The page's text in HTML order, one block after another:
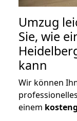
Umzug
Sie, wie
kann
Wir können
einem